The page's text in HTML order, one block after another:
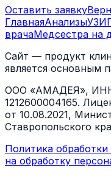
Оставить заявку
ГлавнаяАнализыУЗИ
врачаМедсестра на
Сайт — продукт
является основным
ООО «АМАДЕЯ»,
1212600004165.
от 10.08.2021,
Ставропольского
Политика
на обработку